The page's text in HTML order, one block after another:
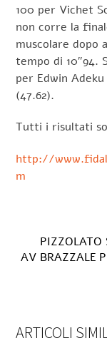
100 per Vichet
non corre la
muscolare dopo
tempo di 10″94.
per Edwin
(47.62).
Tutti i risultati
http://
m
PIZZOLATO
AV BRAZZALE
ARTICOLI